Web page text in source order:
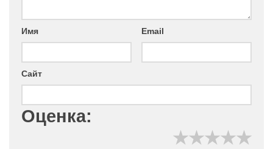
Имя Email
Сайт
Оценка:
★
★
★
★
★